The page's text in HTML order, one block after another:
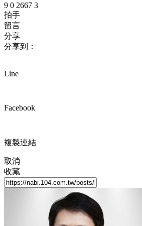
9 0 2667 3
拍手
留言
分享
分享到：
Line
Facebook
複製連結
取消
收藏